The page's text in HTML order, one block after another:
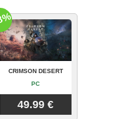
CRIMSON DESERT
PC
49.99 €